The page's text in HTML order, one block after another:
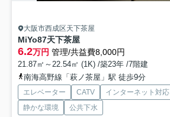
大阪市西成区天下茶屋
MiYo87天下茶屋
6.2万円 管理/共益費8,000円
21.87㎡～22.54㎡ (1K) /築23年 /7階建
南海高野線「萩ノ茶屋」駅 徒歩9分
エレベーター CATV インターネット対応
静かな環境
公共下水